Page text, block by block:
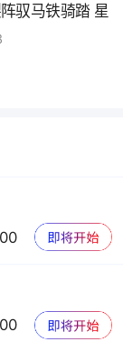
驭马铁骑踏 星